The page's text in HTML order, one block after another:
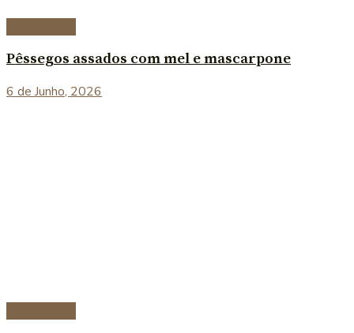
Pêssegos assados com mel e mascarpone
6 de Junho, 2026